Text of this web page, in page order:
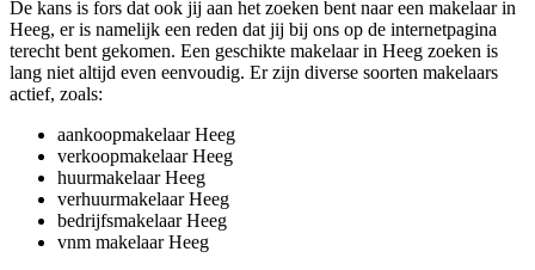
De kans is fors dat ook jij aan het zoeken bent naar een makelaar in
Heeg, er is namelijk een reden dat jij bij ons op de internetpagina
terecht bent gekomen. Een geschikte makelaar in Heeg zoeken is
lang niet altijd even eenvoudig. Er zijn diverse soorten makelaars
actief, zoals:
aankoopmakelaar Heeg
verkoopmakelaar Heeg
huurmakelaar Heeg
verhuurmakelaar Heeg
bedrijfsmakelaar Heeg
vnm makelaar Heeg